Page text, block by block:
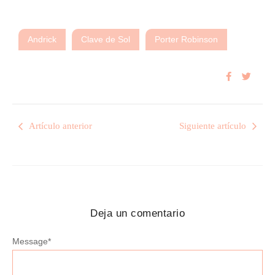
Andrick Clave de Sol Porter Robinson
Artículo anterior Siguiente artículo
Deja un comentario
Message*